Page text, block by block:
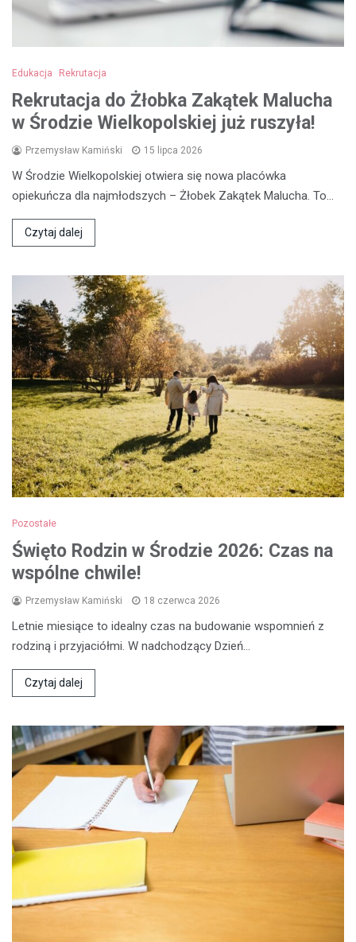
Edukacja Rekrutacja
Rekrutacja do Żłobka Zakątek Malucha
w Środzie Wielkopolskiej już ruszyła!
Przemysław Kamiński 15 lipca 2026
W Środzie Wielkopolskiej otwiera się nowa placówka
opiekuńcza dla najmłodszych – Żłobek Zakątek Malucha. To…
Czytaj dalej
Pozostałe
Święto Rodzin w Środzie 2026: Czas na
wspólne chwile!
Przemysław Kamiński 18 czerwca 2026
Letnie miesiące to idealny czas na budowanie wspomnień z
rodziną i przyjaciółmi. W nadchodzący Dzień…
Czytaj dalej